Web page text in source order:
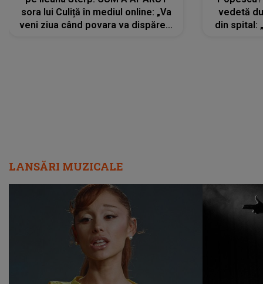
sora lui Culiță în mediul online: „Va
veni ziua când povara va dispărea,
vedetă
din spital:
LANSĂRI MUZICALE